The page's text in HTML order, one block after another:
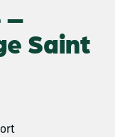
–
Saint